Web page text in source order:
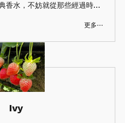
香水，不妨就從那些經過時光
更多⋯
Ivy